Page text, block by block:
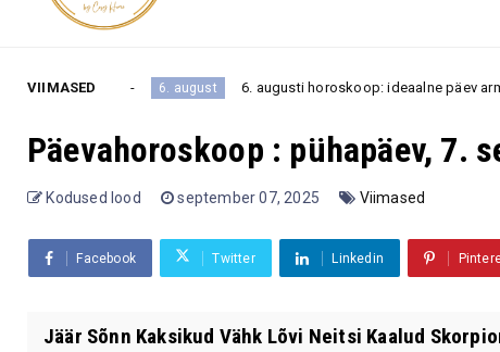
VIIMASED6. august 6. augusti horoskoop: ideaalne päev armastuseks
Päevahoroskoop : pühapäev, 7.
Kodused lood september 07, 2025 Viimased
Facebook Twitter Linkedin
Jäär Sõnn Kaksikud Vähk Lõvi Neitsi Kaalud